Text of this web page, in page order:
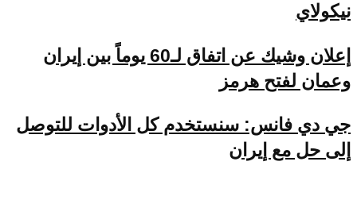
نيكولاي
إعلان وشيك عن اتفاق لـ60 يوماً بين إيران
وعمان لفتح هرمز
جي دي فانس: سنستخدم كل الأدوات للتوصل
إلى حل مع إيران